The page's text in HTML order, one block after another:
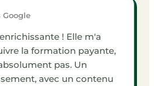
Google
! Elle m'a
la formation payante,
pas. Un
avec un contenu